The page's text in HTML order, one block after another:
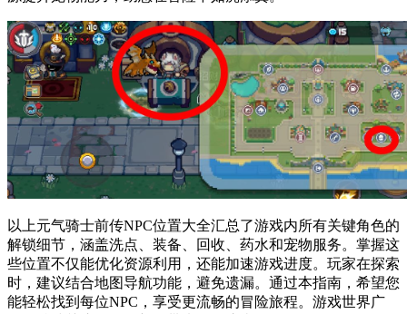
以上元气骑士前传NPC位置大全汇总了游戏内所有关键角色的
解锁细节，涵盖洗点、装备、回收、药水和宠物服务。掌握这
些位置不仅能优化资源利用，还能加速游戏进度。玩家在探索
时，建议结合地图导航功能，避免遗漏。通过本指南，希望您
能轻松找到每位NPC，享受更流畅的冒险旅程。游戏世界广